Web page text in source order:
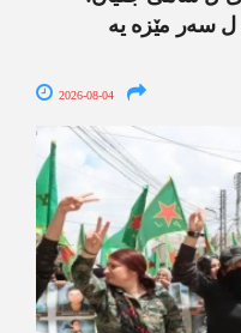
ل سەر مێزە یە
2026-08-04